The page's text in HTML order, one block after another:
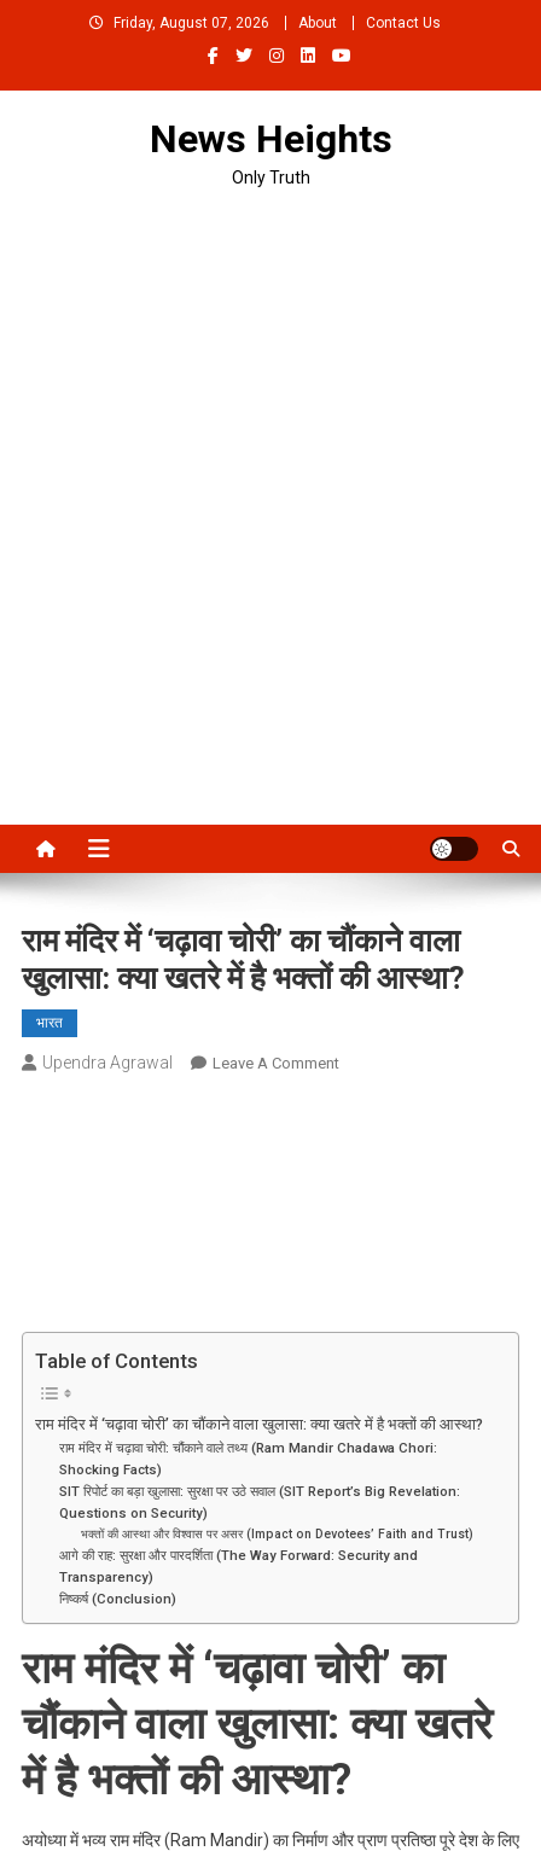
Friday, August 07, 2026 About Contact Us
News Heights
Only Truth
राम मंदिर में ‘चढ़ावा चोरी’ का चौंकाने वाला
खुलासा: क्या खतरे में है भक्तों की आस्था?
भारत
Upendra Agrawal Leave A CommentOn
है
भक्तों
Table of Contents
राम मंदिर में ‘चढ़ावा चोरी’ का चौंकाने वाला खुलासा: क्या खतरे में है भक्तों की आस्था?
राम मंदिर में चढ़ावा चोरी: चौंकाने वाले तथ्य (Ram Mandir Chadawa Chori:
Shocking Facts)
SIT रिपोर्ट का बड़ा खुलासा: सुरक्षा पर उठे सवाल (SIT Report’s Big Revelation:
Questions on Security)
भक्तों की आस्था और विश्वास पर असर (Impact on Devotees’ Faith and Trust)
आगे की राह: सुरक्षा और पारदर्शिता (The Way Forward: Security and
Transparency)
निष्कर्ष (Conclusion)
राम मंदिर में ‘चढ़ावा चोरी’ का
चौंकाने वाला खुलासा: क्या खतरे
में है भक्तों की आस्था?
अयोध्या में भव्य राम मंदिर (Ram Mandir) का निर्माण और प्राण प्रतिष्ठा पूरे देश के लिए